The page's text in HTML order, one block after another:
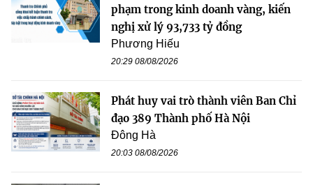
phạm trong kinh doanh vàng, kiến
nghị xử lý 93,733 tỷ đồng
Phương Hiếu
20:29 08/08/2026
Phát huy vai trò thành viên Ban Chỉ
đạo 389 Thành phố Hà Nội
Đông Hà
20:03 08/08/2026